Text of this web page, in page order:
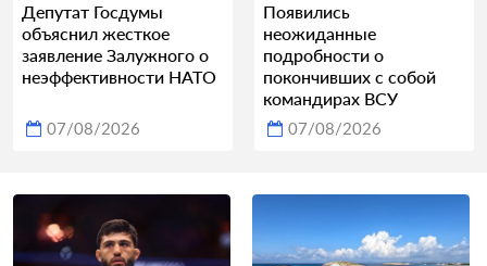
Депутат Госдумы
объяснил жесткое
заявление Залужного о
неэффективности НАТО
07/08/2026
Появились
неожиданные
подробности о
покончивших с собой
командирах ВСУ
07/08/2026